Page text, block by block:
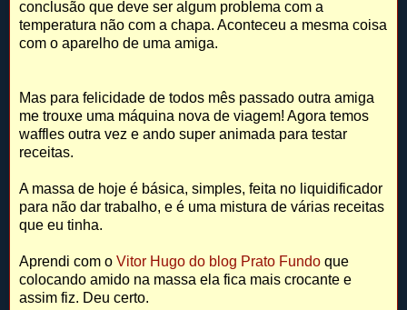
conclusão que deve ser algum problema com a
temperatura não com a chapa. Aconteceu a mesma coisa
com o aparelho de uma amiga.
Mas para felicidade de todos mês passado outra amiga
me trouxe uma máquina nova de viagem! Agora temos
waffles outra vez e ando super animada para testar
receitas.
A massa de hoje é básica, simples, feita no liquidificador
para não dar trabalho, e é uma mistura de várias receitas
que eu tinha.
Aprendi com o Vitor Hugo do blog Prato Fundo que
colocando amido na massa ela fica mais crocante e
assim fiz. Deu certo.